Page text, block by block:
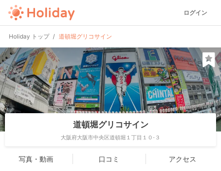
ログイン
Holiday トップ 道頓堀グリコサイン
道頓堀グリコサイン
大阪府大阪市中央区道頓堀１丁目１０-３
写真・動画 口コミ アクセス